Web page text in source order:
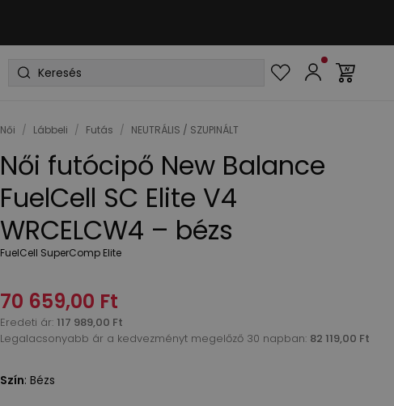
Női / Lábbeli / Futás / NEUTRÁLIS / SZUPINÁLT
Női futócipő New Balance
FuelCell SC Elite V4
WRCELCW4 – bézs
FuelCell SuperComp Elite
70 659,00 Ft
Eredeti ár: 117 989,00 Ft
Legalacsonyabb ár a kedvezményt megelőző 30 napban: 82 119,00 Ft
Szín: Bézs